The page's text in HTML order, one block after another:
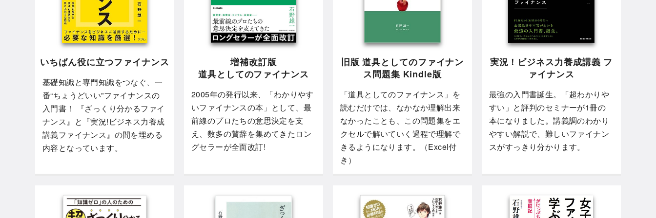
いちばん役に立つファイナンス
基礎知識と専門知識をつなぐ、一
番“ちょうどいい”ファイナンスの
入門書！ 『ざっくり分かるファイ
ナンス』と『実況!ビジネス力養成
講義ファイナンス』の間を埋める
内容となっています。
増補改訂版
道具としてのファイナンス
2005年の発行以来、「わかりやす
いファイナンスの本」として、最
前線のプロたちの意思決定を支
え、数多の賛辞を集めてきたロン
グセラーが全面改訂!
旧版 道具としてのファイナン
ス問題集 Kindle版
「道具としてのファイナンス」を
読むだけでは、なかなか理解出来
なかったことも、この問題集をエ
クセルで解いていく過程で理解で
きるようになります。（Excel付
き）
実況！ビジネス力養成講義 フ
ァイナンス
最強の入門書誕生。「超わかりや
すい」と評判のセミナーが1冊の
本になりました。講義調のわかり
やすい解説で、難しいファイナン
スがすっきり分かります。